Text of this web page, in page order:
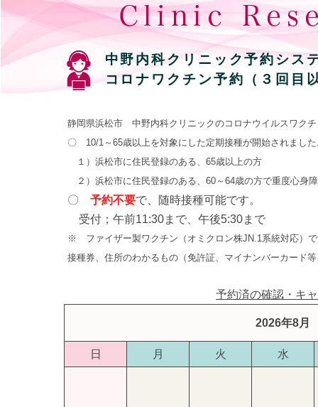
中野内科クリニック予約シス
コロナワクチン予約（３回目
静岡県浜松市 中野内科クリニックのコロナウイルスワク
〇 10/1～65歳以上を対象にした定期接種が開始されまし
１）浜松市に住民登録のある、65歳以上の方
２）浜松市に住民登録のある、60～64歳の方で重度心身
〇 予約不要で、随時接種可能です。
受付；午前11:30まで、午後5:30まで
※ ファイザー製ワクチン（ オミクロン株JN.1系統対応）
接種券、住所のわかるもの（免許証、マイナンバーカード
予約済の確認・キ
2026年8月
日 月 火 水